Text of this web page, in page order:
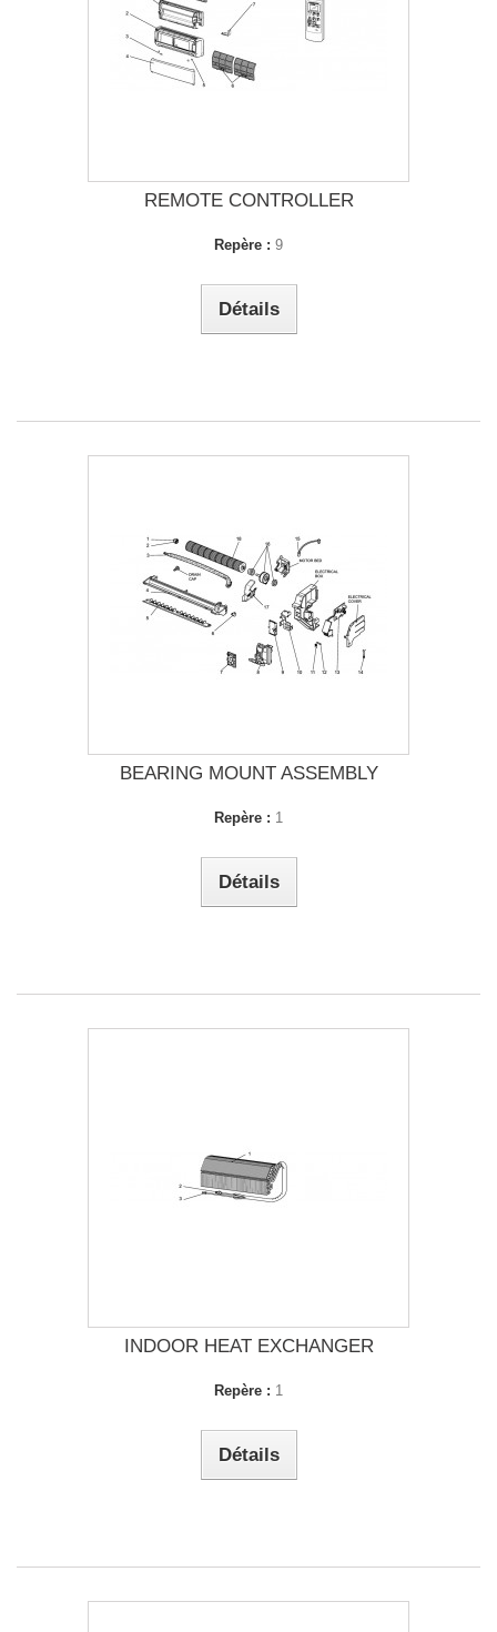
REMOTE CONTROLLER
Repère : 9
Détails
BEARING MOUNT ASSEMBLY
Repère : 1
Détails
INDOOR HEAT EXCHANGER
Repère : 1
Détails